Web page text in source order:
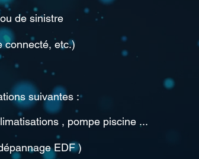
de sinistre
connecté, etc.)
suivantes :
, pompe piscine ...
EDF )